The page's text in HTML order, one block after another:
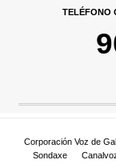
TELÉFONO
Corporación Voz de
Sondaxe